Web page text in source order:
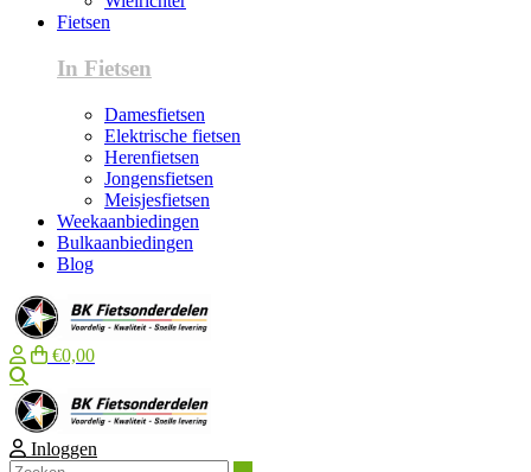
Fietsen
In Fietsen
Damesfietsen
Elektrische fietsen
Herenfietsen
Jongensfietsen
Meisjesfietsen
Weekaanbiedingen
Bulkaanbiedingen
Blog
€0,00
Inloggen